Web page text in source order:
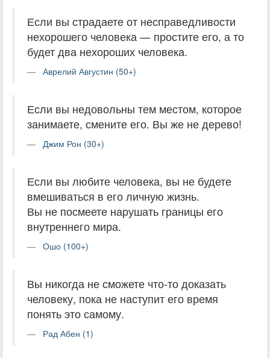
Если вы страдаете от несправедливости
нехорошего человека — простите его, а то
будет два нехороших человека.
Аврелий Августин (50+)
Если вы недовольны тем местом, которое
занимаете, смените его. Вы же не дерево!
Джим Рон (30+)
Если вы любите человека, вы не будете
вмешиваться в его личную жизнь.
Вы не посмеете нарушать границы его
внутреннего мира.
Ошо (100+)
Вы никогда не сможете что-то доказать
человеку, пока не наступит его время
понять это самому.
Рад Абен (1)